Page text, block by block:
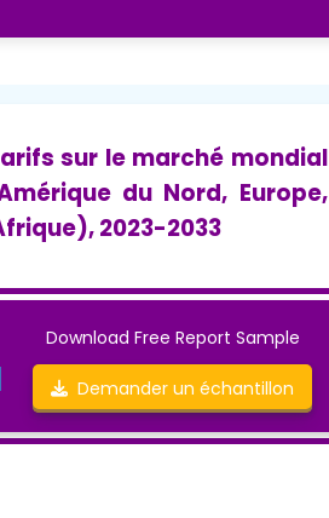
sur le marché mondial
du Nord, Europe,
2023-2033
Download Free Report Sample
Demander un échantillon